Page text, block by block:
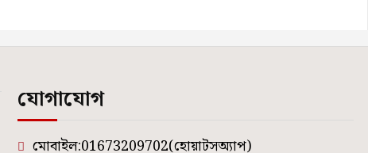
যোগাযোগ
মোবাইল:01673209702(হোয়াটসঅ্যাপ)